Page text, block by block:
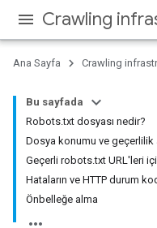
Crawling
Ana Sayfa Crawling
Bu sayfada
Robots.txt dosyası nedir?
Dosya konumu ve geçerlilik
Geçerli robots.txt URL'leri
Hataların ve HTTP durum
Önbelleğe alma